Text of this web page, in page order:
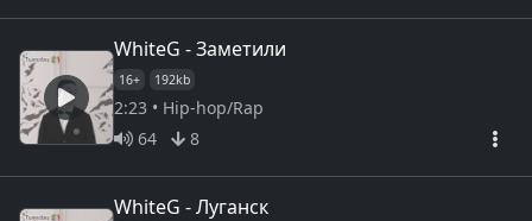
WhiteG - Заметили
16+ 192kb
2:23 • Hip-hop/Rap
64
8
WhiteG - Луганск